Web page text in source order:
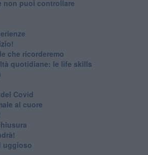
non puoi controllare
che ricorderemo
quotidiane: le life skills
Covid
al cuore
uggioso